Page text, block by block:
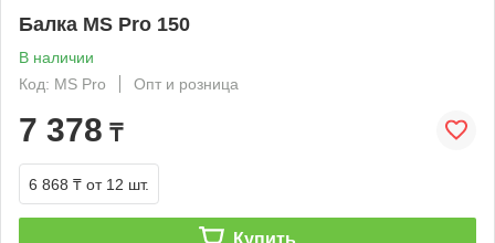
Балка MS Pro 150
В наличии
Код: MS Pro
Опт и розница
7 378 ₸
6 868 ₸ от 12 шт.
Купить